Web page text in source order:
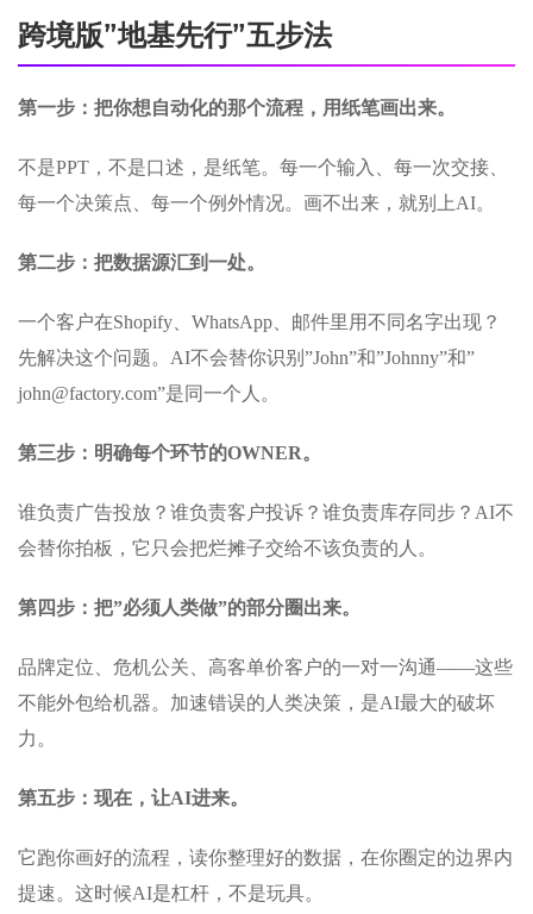
跨境版”地基先行”五步法
第一步：把你想自动化的那个流程，用纸笔画出来。
不是PPT，不是口述，是纸笔。每一个输入、每一次交接、
每一个决策点、每一个例外情况。画不出来，就别上AI。
第二步：把数据源汇到一处。
一个客户在Shopify、WhatsApp、邮件里用不同名字出现？
先解决这个问题。AI不会替你识别”John”和”Johnny”和”
john@factory.com”是同一个人。
第三步：明确每个环节的OWNER。
谁负责广告投放？谁负责客户投诉？谁负责库存同步？AI不
会替你拍板，它只会把烂摊子交给不该负责的人。
第四步：把”必须人类做”的部分圈出来。
品牌定位、危机公关、高客单价客户的一对一沟通——这些
不能外包给机器。加速错误的人类决策，是AI最大的破坏
力。
第五步：现在，让AI进来。
它跑你画好的流程，读你整理好的数据，在你圈定的边界内
提速。这时候AI是杠杆，不是玩具。